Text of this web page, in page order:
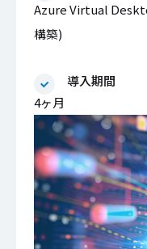
Azure Virtual
構築)
導入期間
4ヶ月